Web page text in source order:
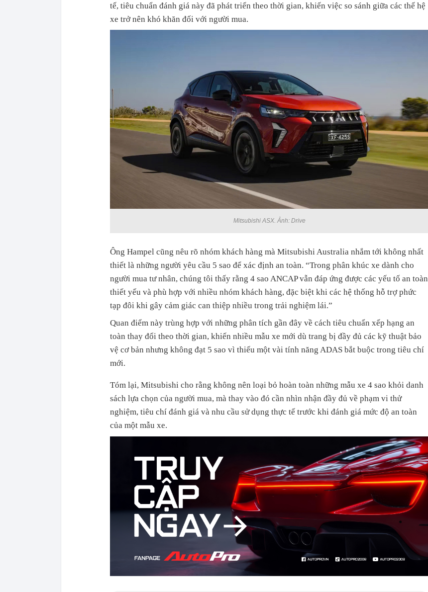
tế, tiêu chuẩn đánh giá này đã phát triển theo thời gian, khiến việc so sánh giữa các thế hệ
xe trở nên khó khăn đối với người mua.
Mitsubishi ASX. Ảnh: Drive
Ông Hampel cũng nêu rõ nhóm khách hàng mà Mitsubishi Australia nhắm tới không nhất
thiết là những người yêu cầu 5 sao để xác định an toàn. “Trong phân khúc xe dành cho
người mua tư nhân, chúng tôi thấy rằng 4 sao ANCAP vẫn đáp ứng được các yếu tố an toàn
thiết yếu và phù hợp với nhiều nhóm khách hàng, đặc biệt khi các hệ thống hỗ trợ phức
tạp đôi khi gây cảm giác can thiệp nhiều trong trải nghiệm lái.”
Quan điểm này trùng hợp với những phân tích gần đây về cách tiêu chuẩn xếp hạng an
toàn thay đổi theo thời gian, khiến nhiều mẫu xe mới dù trang bị đầy đủ các kỹ thuật bảo
vệ cơ bản nhưng không đạt 5 sao vì thiếu một vài tính năng ADAS bắt buộc trong tiêu chí
mới.
Tóm lại, Mitsubishi cho rằng không nên loại bỏ hoàn toàn những mẫu xe 4 sao khỏi danh
sách lựa chọn của người mua, mà thay vào đó cần nhìn nhận đầy đủ về phạm vi thử
nghiệm, tiêu chí đánh giá và nhu cầu sử dụng thực tế trước khi đánh giá mức độ an toàn
của một mẫu xe.